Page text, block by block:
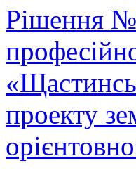
Рішення
проекту